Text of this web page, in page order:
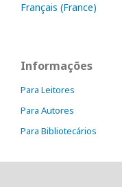
Français (France)
Informações
Para Leitores
Para Autores
Para Bibliotecários